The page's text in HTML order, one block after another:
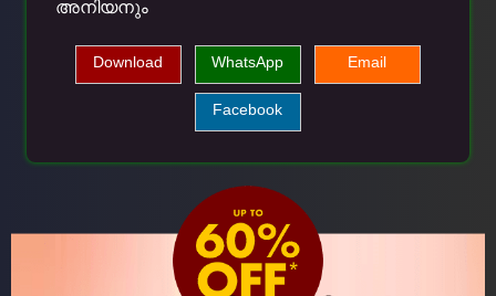
അനിയനും
Download WhatsApp Email
Facebook